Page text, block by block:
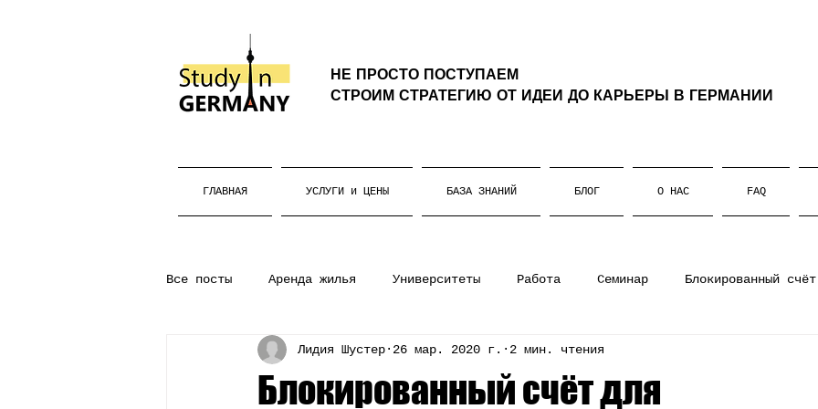
НЕ ПРОСТО ПОСТУПАЕМ
СТРОИМ СТРАТЕГИЮ ОТ ИДЕИ ДО КАРЬЕРЫ В ГЕРМАНИИ
ГЛАВНАЯ УСЛУГИ и ЦЕНЫ БАЗА ЗНАНИЙ БЛОГ О НАС FAQ
Все посты Аренда жилья Университеты Работа Семинар Блокированный счёт
Бакалавриат Жизнь в Германии Штудиенколлег
Блокированный счёт для
Лидия Шустер 26 мар. 2020 г. 2 мин. чтения